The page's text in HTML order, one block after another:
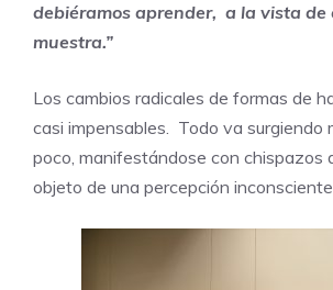
debiéramos aprender, a la vista de
muestra.”
Los cambios radicales de formas de
casi impensables. Todo va surgiendo
poco, manifestándose con chispazos
objeto de una percepción